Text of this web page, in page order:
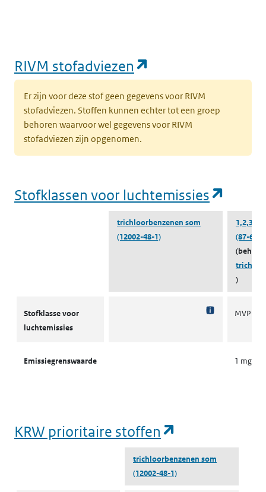
RIVM stofadviezen
Er zijn voor deze stof geen gegevens voor RIVM
stofadviezen. Stoffen kunnen echter tot een groep
behoren waarvoor wel gegevens voor RIVM
stofadviezen zijn opgenomen.
Stofklassen voor luchtemissies
trichloorbenzenen som
(12002-48-1)
1,2,3-
(87-61-
)
Stofklasse voor
luchtemissies
MVP 2
Emissiegrenswaarde 1 mg/
KRW prioritaire stoffen
trichloorbenzenen som
(12002-48-1)